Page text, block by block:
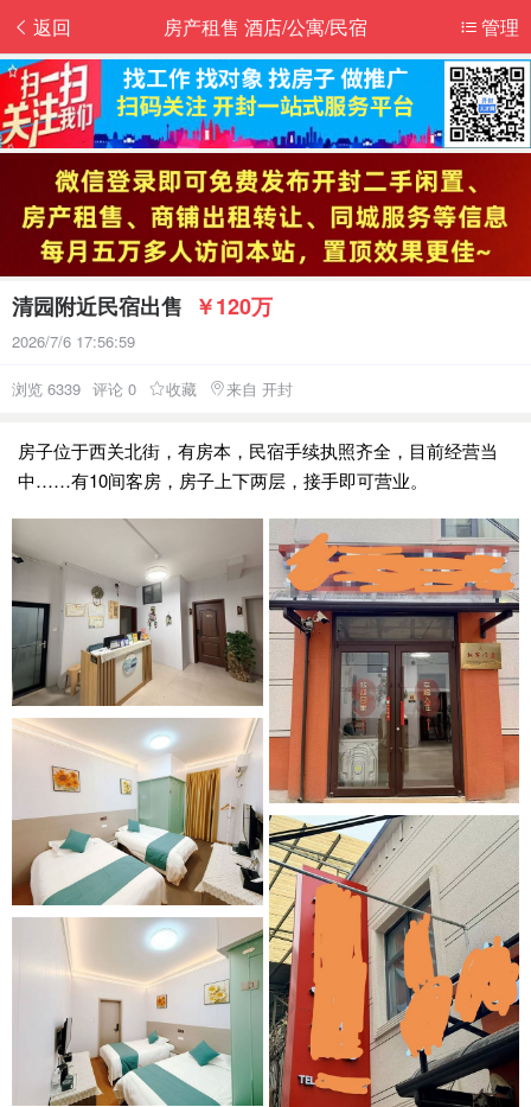
返回 管理
房产租售 酒店/公寓/民宿
清园附近民宿出售 ￥120万
2026/7/6 17:56:59
浏览 6339 评论 0 收藏 来自 开封
房子位于西关北街，有房本，民宿手续执照齐全，目前经营当
中……有10间客房，房子上下两层，接手即可营业。